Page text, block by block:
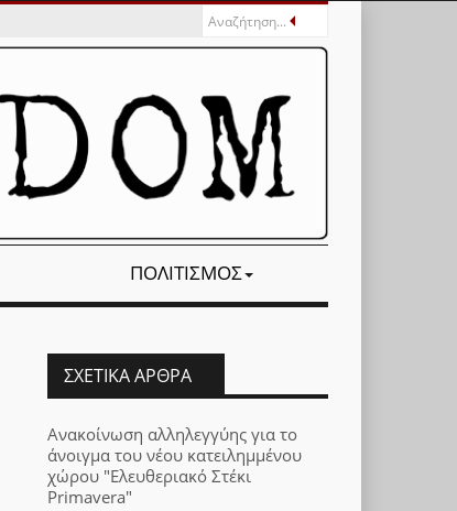
ΠΟΛΙΤΙΣΜΌΣ
ΣΧΕΤΙΚΆ ΆΡΘΡΑ
Ανακοίνωση αλληλεγγύης για το
άνοιγμα του νέου κατειλημμένου
χώρου "Ελευθεριακό Στέκι
Primavera"